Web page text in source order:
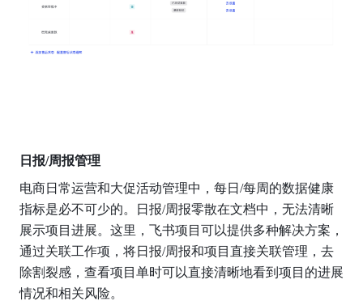
日报/周报管理
电商日常运营和大促活动管理中，每日/每周的数据健康
指标是必不可少的。日报/周报零散在文档中，无法清晰
展示项目进展。这里，飞书项目可以提供多种解决方案，
通过关联工作项，将日报/周报和项目直接关联管理，去
除割裂感，查看项目单时可以直接清晰地看到项目的进展
情况和相关风险。